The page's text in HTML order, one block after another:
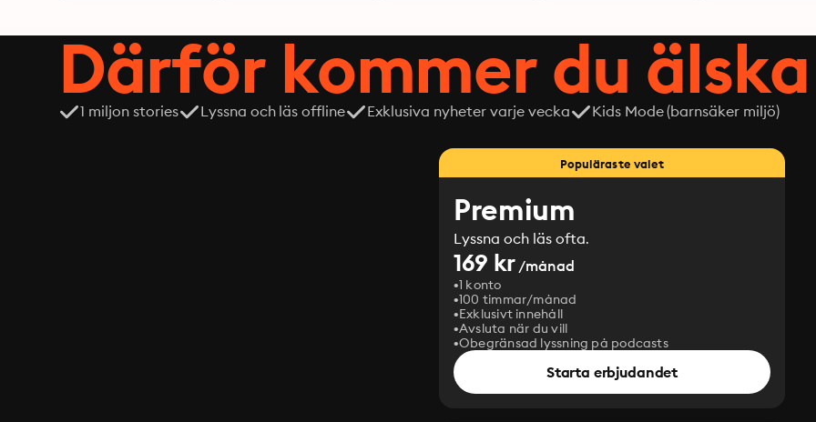
Därför kommer du
1 miljon stories Lyssna och läs offline Exklusiva nyheter varje vecka Kids Mode (barnsäker miljö)
Populäraste valet
Premium
Lyssna och läs ofta.
169 kr/månad
1 konto
100 timmar/månad
Exklusivt innehåll
Avsluta när du vill
Obegränsad lyssning på podcasts
Starta erbjudandet